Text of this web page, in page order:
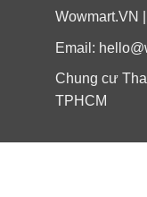
Wowmart.VN
Email:
Chung cư
TPHCM